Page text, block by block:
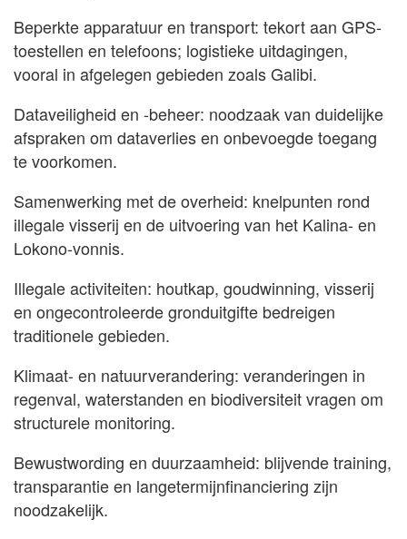
Beperkte apparatuur en transport: tekort aan GPS-
toestellen en telefoons; logistieke uitdagingen,
vooral in afgelegen gebieden zoals Galibi.
Dataveiligheid en -beheer: noodzaak van duidelijke
afspraken om dataverlies en onbevoegde toegang
te voorkomen.
Samenwerking met de overheid: knelpunten rond
illegale visserij en de uitvoering van het Kalina- en
Lokono-vonnis.
Illegale activiteiten: houtkap, goudwinning, visserij
en ongecontroleerde gronduitgifte bedreigen
traditionele gebieden.
Klimaat- en natuurverandering: veranderingen in
regenval, waterstanden en biodiversiteit vragen om
structurele monitoring.
Bewustwording en duurzaamheid: blijvende training,
transparantie en langetermijnfinanciering zijn
noodzakelijk.